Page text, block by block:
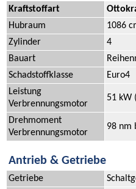
Kraftstoffart
Hubraum
1086
Zylinder
4
Bauart
Schadstoffklasse
Euro4
Leistung
Verbrennungsmotor
51 kW
Drehmoment
Verbrennungsmotor
98 nm
Antrieb & Getriebe
Getriebe